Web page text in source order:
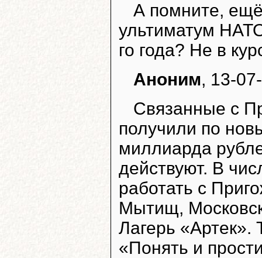
А помните,
ультиматум
го года? Не в
Аноним, 13-
Связанные с
получили по
миллиарда
действуют. В
работать с
Мытищ,
Лагерь «Артек».
«Понять и